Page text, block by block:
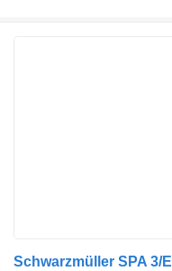
Schwarzmüller SPA 3/E